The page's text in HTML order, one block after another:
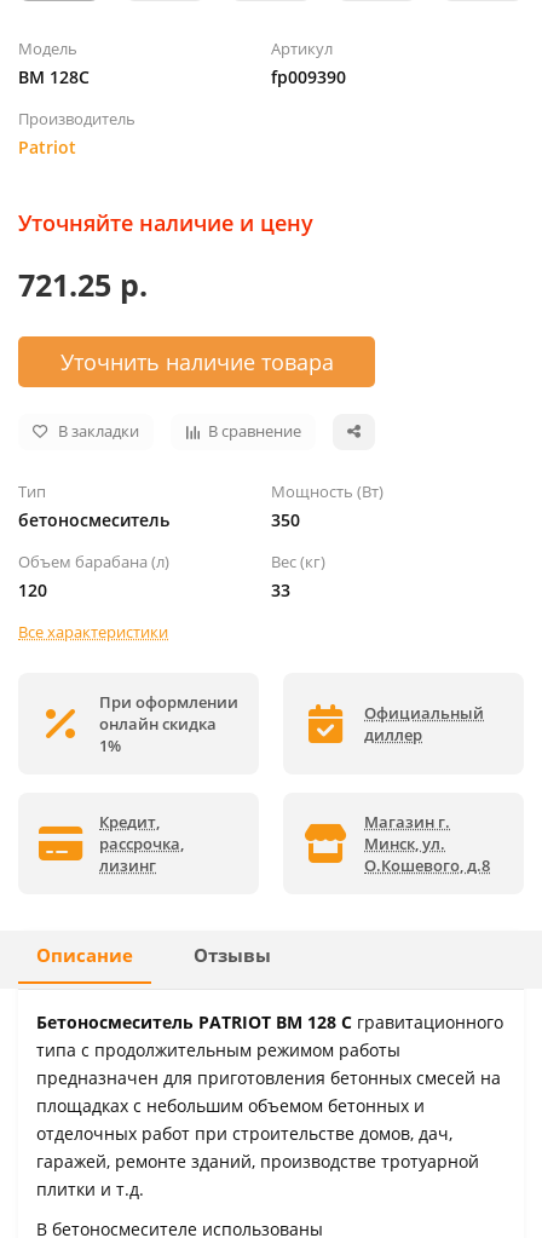
Модель
BM 128C
Артикул
fp009390
Производитель
Patriot
Уточняйте наличие и цену
721.25 р.
Уточнить наличие товара
В закладки В сравнение
Тип
бетоносмеситель
Мощность (Вт)
350
Объем барабана (л)
120
Вес (кг)
33
Все характеристики
При оформлении
онлайн скидка
1%
Официальный
диллер
Кредит,
рассрочка,
лизинг
Магазин г.
Минск, ул.
О.Кошевого, д.8
Описание Отзывы
Бетоносмеситель PATRIOT BM 128 C гравитационного
типа с продолжительным режимом работы
предназначен для приготовления бетонных смесей на
площадках с небольшим объемом бетонных и
отделочных работ при строительстве домов, дач,
гаражей, ремонте зданий, производстве тротуарной
плитки и т.д.
В бетоносмесителе использованы